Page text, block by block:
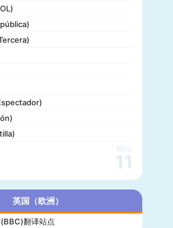
网站
11
英国（欧洲）
翻译站点